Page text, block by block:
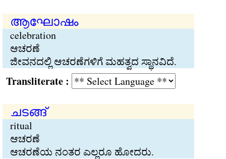
ആഘോഷം
celebration
ಆಚರಣೆ
ಜೀವನದಲ್ಲಿ ಆಚರಣೆಗಳಿಗೆ ಮಹತ್ವದ ಸ್ಥಾನವಿದೆ.
:
ചടങ്ങ്
ritual
ಆಚರಣೆ
ಆಚರಣೆಯ ನಂತರ ಎಲ್ಲರೂ ಹೋದರು.